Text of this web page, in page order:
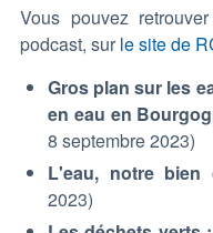
Vous pouvez
podcast, sur le site de
Gros plan sur les
en eau en
8 septembre 2023)
L'eau, notre bien
2023)